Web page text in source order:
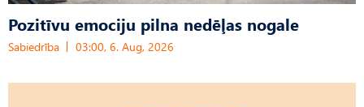
Pozitīvu emociju pilna nedēļas nogale
Sabiedrība 03:00, 6. Aug, 2026